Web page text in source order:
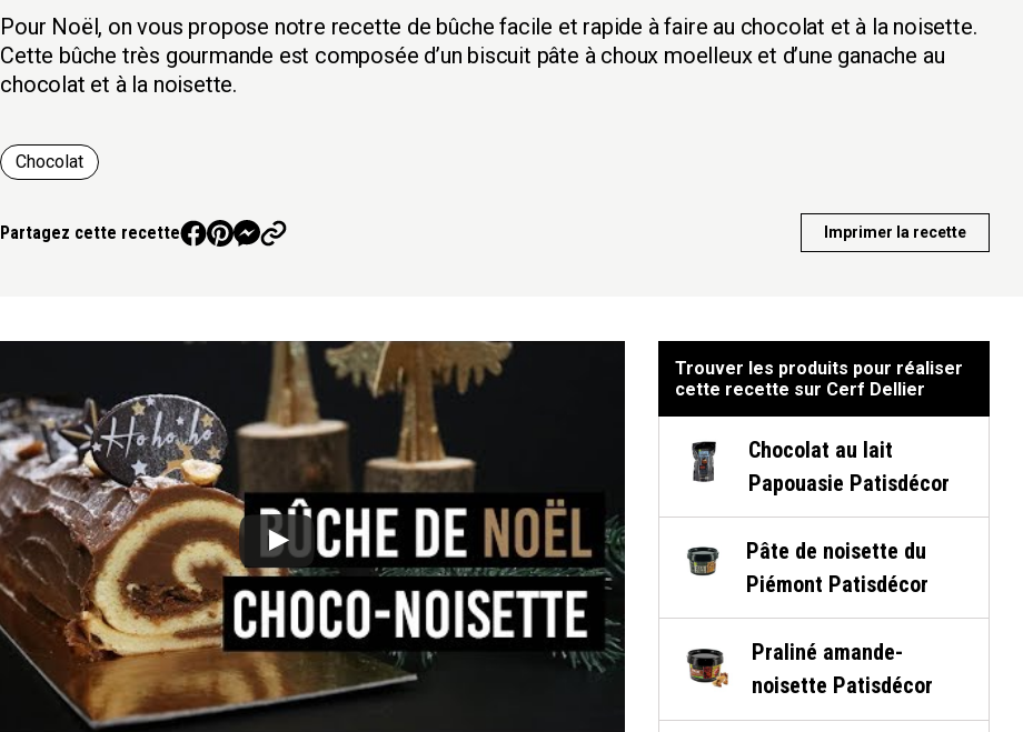
Pour Noël, on vous propose notre recette de bûche facile et rapide à faire au chocolat et à la noisette.
Cette bûche très gourmande est composée d’un biscuit pâte à choux moelleux et d’une ganache au
chocolat et à la noisette.
Chocolat
Partagez cette recette Imprimer la recette
Trouver les produits pour réaliser
cette recette sur Cerf Dellier
Chocolat au lait
Papouasie Patisdécor
Pâte de noisette du
Piémont Patisdécor
Praliné amande-
noisette Patisdécor